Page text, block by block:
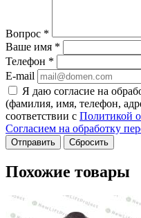
Вопрос *
Ваше имя *
Телефон *
E-mail
Я даю согласие на
(фамилия, имя, телефон,
соответствии с Политикой
Согласием на обработку
Сбросить
Похожие товары